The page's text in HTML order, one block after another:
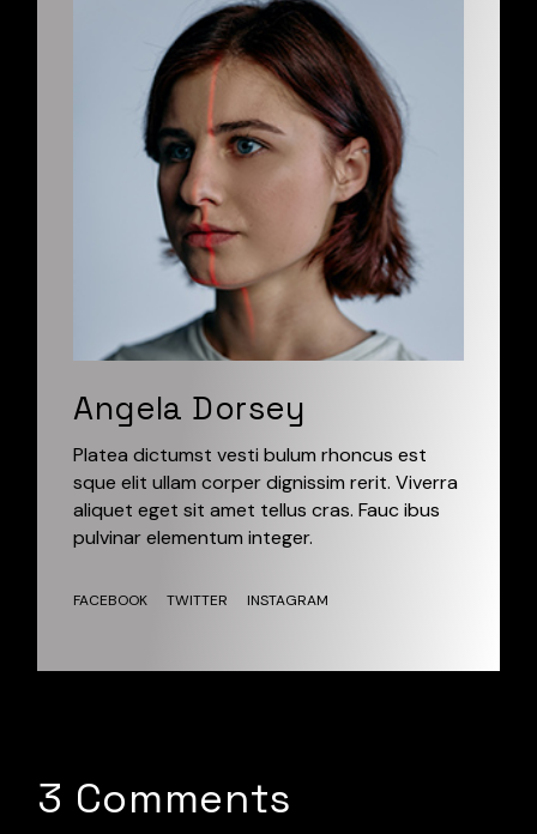
Angela Dorsey
Platea dictumst vesti bulum rhoncus est
sque elit ullam corper dignissim rerit. Viverra
aliquet eget sit amet tellus cras. Fauc ibus
pulvinar elementum integer.
FACEBOOK TWITTER INSTAGRAM
3 Comments